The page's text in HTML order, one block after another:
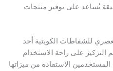
على توفير منتجات
الكويتية أحد
على راحة الاستخدام
الاستفادة من ميزاتها